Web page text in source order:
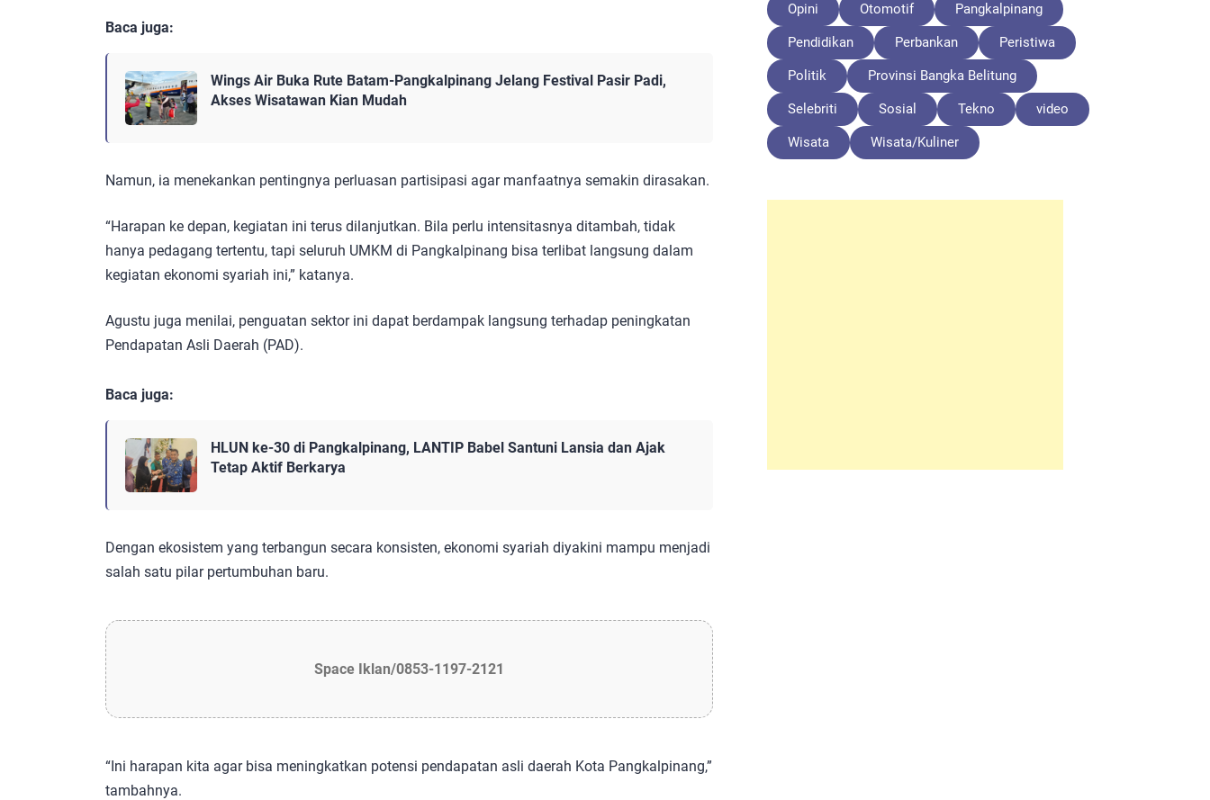
Baca juga:
Wings Air Buka Rute Batam-Pangkalpinang Jelang Festival Pasir Padi,
Akses Wisatawan Kian Mudah
Namun, ia menekankan pentingnya perluasan partisipasi agar manfaatnya semakin dirasakan.
“Harapan ke depan, kegiatan ini terus dilanjutkan. Bila perlu intensitasnya ditambah, tidak
hanya pedagang tertentu, tapi seluruh UMKM di Pangkalpinang bisa terlibat langsung dalam
kegiatan ekonomi syariah ini,” katanya.
Agustu juga menilai, penguatan sektor ini dapat berdampak langsung terhadap peningkatan
Pendapatan Asli Daerah (PAD).
Baca juga:
HLUN ke-30 di Pangkalpinang, LANTIP Babel Santuni Lansia dan Ajak
Tetap Aktif Berkarya
Dengan ekosistem yang terbangun secara konsisten, ekonomi syariah diyakini mampu menjadi
salah satu pilar pertumbuhan baru.
Space Iklan/0853-1197-2121
“Ini harapan kita agar bisa meningkatkan potensi pendapatan asli daerah Kota Pangkalpinang,”
tambahnya.
Opini Otomotif Pangkalpinang
Pendidikan Perbankan Peristiwa
Politik Provinsi Bangka Belitung
Selebriti Sosial Tekno video
Wisata Wisata/Kuliner